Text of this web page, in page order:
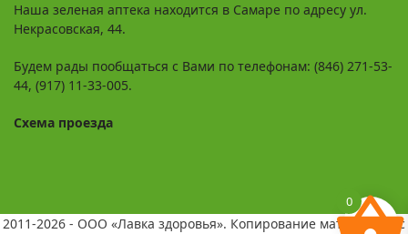
Наша зеленая аптека находится в Самаре по адресу ул.
Некрасовская, 44.
Будем рады пообщаться с Вами по телефонам: (846) 271-53-
44, (917) 11-33-005.
Схема проезда
2011-2026 - ООО «Лавка здоровья». Копирование материалов с
0